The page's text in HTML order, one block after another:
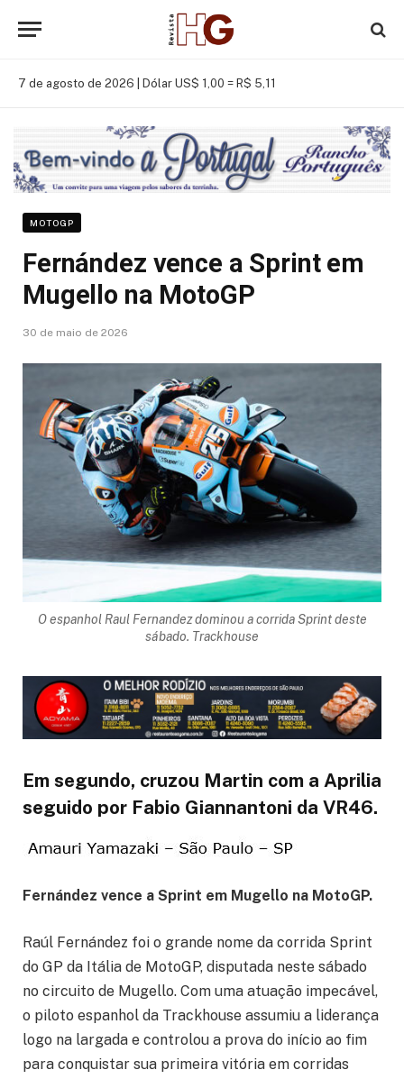
7 de agosto de 2026 | Dólar US$ 1,00 = R$ 5,11
MOTOGP
Fernández vence a Sprint em
Mugello na MotoGP
30 de maio de 2026
O espanhol Raul Fernandez dominou a corrida Sprint deste
sábado. Trackhouse
Em segundo, cruzou Martin com a Aprilia
seguido por Fabio Giannantoni da VR46.
Fernández vence a Sprint em Mugello na MotoGP.
Raúl Fernández foi o grande nome da corrida Sprint
do GP da Itália de MotoGP, disputada neste sábado
no circuito de Mugello. Com uma atuação impecável,
o piloto espanhol da Trackhouse assumiu a liderança
logo na largada e controlou a prova do início ao fim
para conquistar sua primeira vitória em corridas